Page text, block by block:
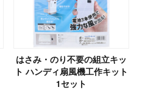
はさみ・のり不要の組立キッ
ト ハンディ扇風機工作キット
1セット